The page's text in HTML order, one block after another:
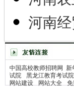
河南
中国高校教师招聘网 新
试院
黑龙江教育考试院
网站建设
网站大全